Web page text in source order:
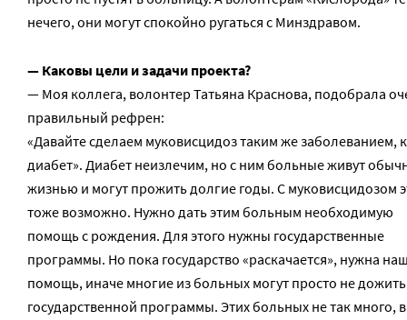
нечего, они могут спокойно ругаться с Минздравом.
— Каковы цели и задачи проекта?
— Моя коллега, волонтер Татьяна Краснова, подобрала
правильный рефрен:
«Давайте сделаем муковисцидоз таким же заболеванием,
диабет». Диабет неизлечим, но с ним больные живут
жизнью и могут прожить долгие годы. С муковисцидозом
тоже возможно. Нужно дать этим больным необходимую
помощь с рождения. Для этого нужны государственные
программы. Но пока государство «раскачается», нужна
помощь, иначе многие из больных могут просто не
государственной программы. Этих больных не так много, в